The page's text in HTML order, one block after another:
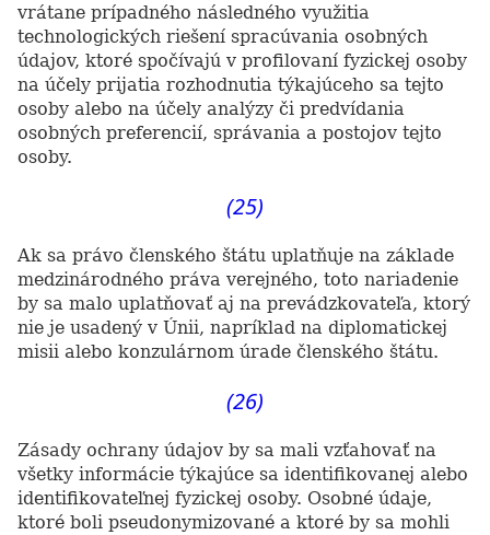
vrátane prípadného následného využitia
technologických riešení spracúvania osobných
údajov, ktoré spočívajú v profilovaní fyzickej osoby
na účely prijatia rozhodnutia týkajúceho sa tejto
osoby alebo na účely analýzy či predvídania
osobných preferencií, správania a postojov tejto
osoby.
(25)
Ak sa právo členského štátu uplatňuje na základe
medzinárodného práva verejného, toto nariadenie
by sa malo uplatňovať aj na prevádzkovateľa, ktorý
nie je usadený v Únii, napríklad na diplomatickej
misii alebo konzulárnom úrade členského štátu.
(26)
Zásady ochrany údajov by sa mali vzťahovať na
všetky informácie týkajúce sa identifikovanej alebo
identifikovateľnej fyzickej osoby. Osobné údaje,
ktoré boli pseudonymizované a ktoré by sa mohli